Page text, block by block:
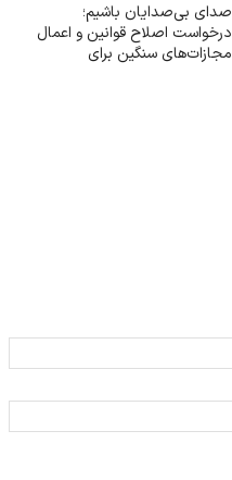
صدای بی‌صدایان باشیم؛
درخواست اصلاح قوانین و اعمال
مجازات‌های سنگین برای